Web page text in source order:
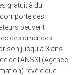
gratuit à du
des
peuvent
des amendes
jusqu’à 3 ans
de l’ANSSI (Agence
révèle que